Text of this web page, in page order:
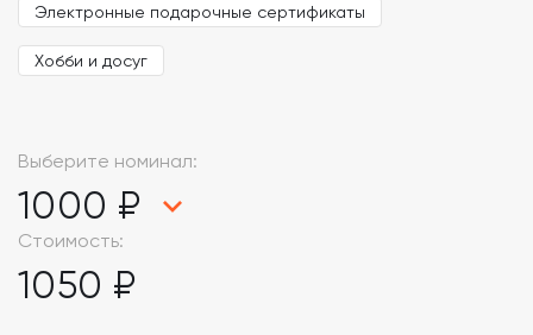
Электронные подарочные сертификаты
Хобби и досуг
Выберите номинал:
1000 ₽
Стоимость:
1050 ₽